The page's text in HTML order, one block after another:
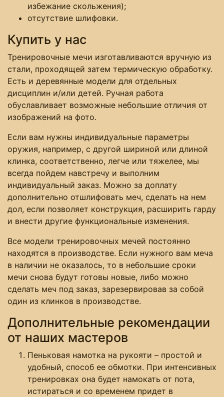
избежание скольжения);
отсутствие шлифовки.
Купить у нас
Тренировочные мечи изготавливаются вручную из
стали, проходящей затем термическую обработку.
Есть и деревянные модели для отдельных
дисциплин и/или детей. Ручная работа
обуславливает возможные небольшие отличия от
изображений на фото.
Если вам нужны индивидуальные параметры
оружия, например, с другой шириной или длиной
клинка, соответственно, легче или тяжелее, мы
всегда пойдем навстречу и выполним
индивидуальный заказ. Можно за доплату
дополнительно отшлифовать меч, сделать на нем
дол, если позволяет конструкция, расширить гарду
и внести другие функциональные изменения.
Все модели тренировочных мечей постоянно
находятся в производстве. Если нужного вам меча
в наличии не оказалось, то в небольшие сроки
мечи снова будут готовы новые, либо можно
сделать меч под заказ, зарезервировав за собой
один из клинков в производстве.
Дополнительные рекомендации
от наших мастеров
Пеньковая намотка на рукояти – простой и
удобный, способ ее обмотки. При интенсивных
тренировках она будет намокать от пота,
истираться и со временем придет в